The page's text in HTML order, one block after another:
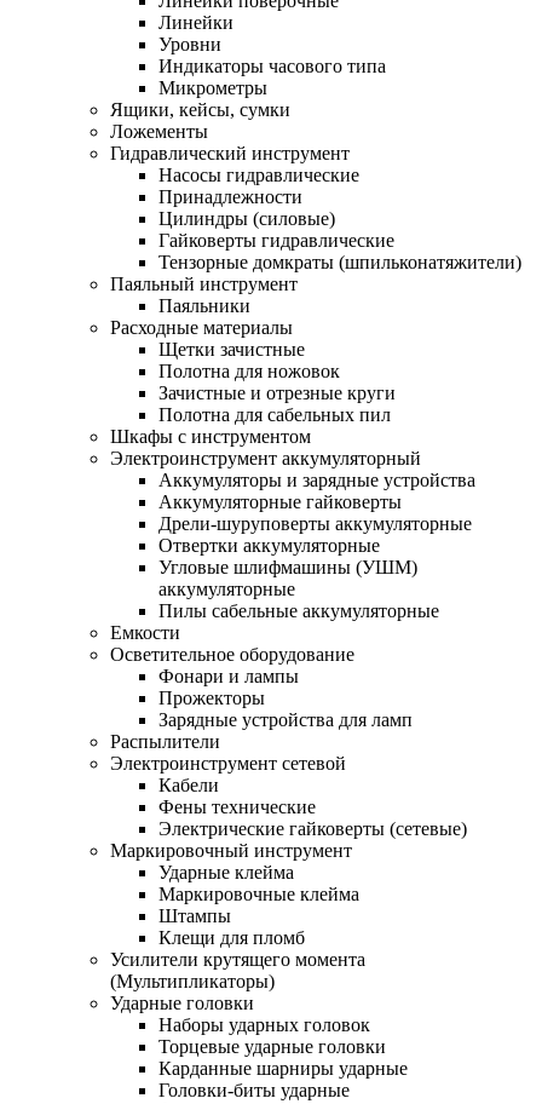
Линейки
Уровни
Индикаторы часового типа
Микрометры
Ящики, кейсы, сумки
Ложементы
Гидравлический инструмент
Насосы гидравлические
Принадлежности
Цилиндры (силовые)
Гайковерты гидравлические
Тензорные домкраты (шпильконатяжители)
Паяльный инструмент
Паяльники
Расходные материалы
Щетки зачистные
Полотна для ножовок
Зачистные и отрезные круги
Полотна для сабельных пил
Шкафы с инструментом
Электроинструмент аккумуляторный
Аккумуляторы и зарядные устройства
Аккумуляторные гайковерты
Дрели-шуруповерты аккумуляторные
Отвертки аккумуляторные
Угловые шлифмашины (УШМ)
аккумуляторные
Пилы сабельные аккумуляторные
Емкости
Осветительное оборудование
Фонари и лампы
Прожекторы
Зарядные устройства для ламп
Распылители
Электроинструмент сетевой
Кабели
Фены технические
Электрические гайковерты (сетевые)
Маркировочный инструмент
Ударные клейма
Маркировочные клейма
Штампы
Клещи для пломб
Усилители крутящего момента
(Мультипликаторы)
Ударные головки
Наборы ударных головок
Торцевые ударные головки
Карданные шарниры ударные
Головки-биты ударные